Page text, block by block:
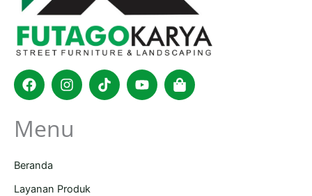
FacebookInstagram
TiktokYoutubeShopping-
bag
Menu
Beranda
Layanan Produk